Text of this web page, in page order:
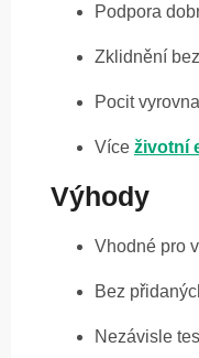
Podpora
Zklidnění
Pocit
Více životní
Výhody
Vhodné pro
Bez
Nezávisle